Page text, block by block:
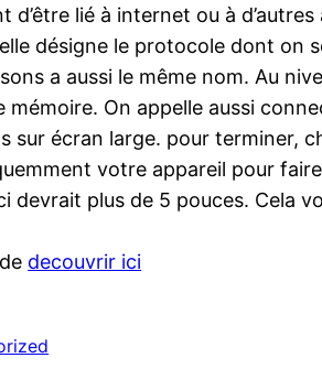
lié à internet ou à
désigne le protocole dont on
a aussi le même nom. Au
On appelle aussi
sur écran large. pour terminer,
votre appareil pour
plus de 5 pouces. Cela
decouvrir ici